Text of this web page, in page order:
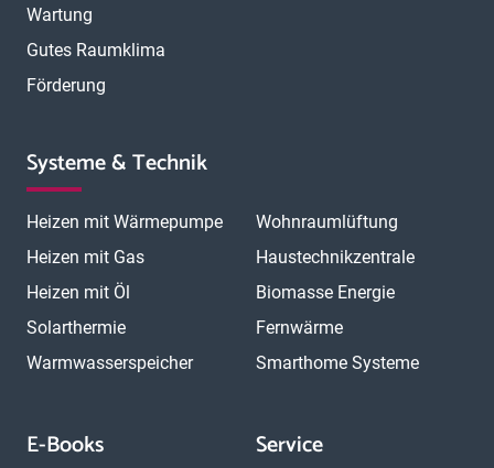
Wartung
Gutes Raumklima
Förderung
Systeme & Technik
Heizen mit Wärmepumpe
Heizen mit Gas
Heizen mit Öl
Solarthermie
Warmwasserspeicher
Wohnraumlüftung
Haustechnikzentrale
Biomasse Energie
Fernwärme
Smarthome Systeme
E-Books Service